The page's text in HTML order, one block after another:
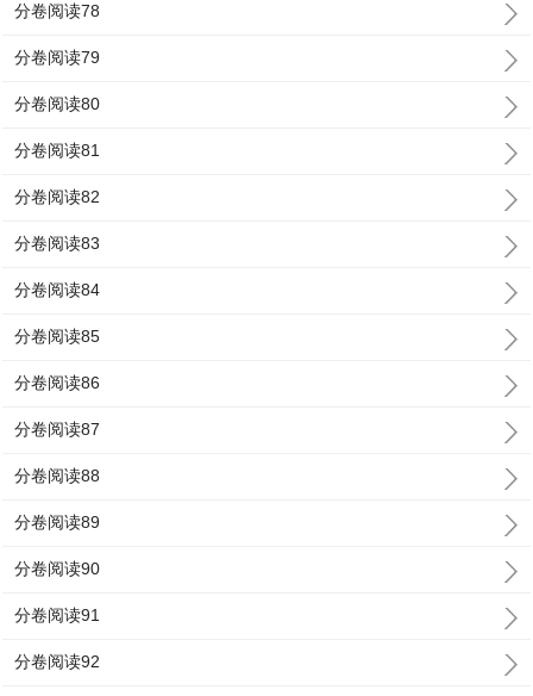
分卷阅读78
分卷阅读79
分卷阅读80
分卷阅读81
分卷阅读82
分卷阅读83
分卷阅读84
分卷阅读85
分卷阅读86
分卷阅读87
分卷阅读88
分卷阅读89
分卷阅读90
分卷阅读91
分卷阅读92